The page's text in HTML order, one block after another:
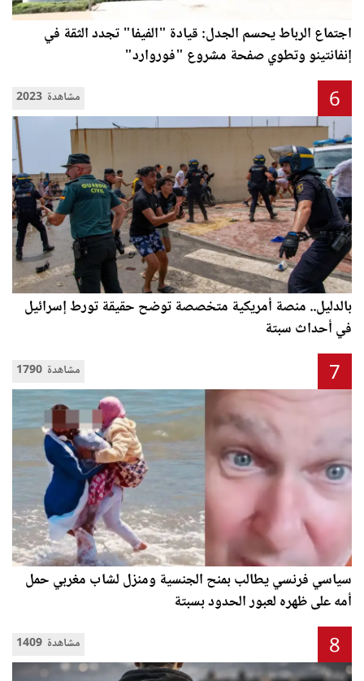
اجتماع الرباط يحسم الجدل: قيادة "الفيفا" تجدد الثقة في
إنفانتينو وتطوي صفحة مشروع "فوروارد"
2023 مشاهدة 6
بالدليل.. منصة أمريكية متخصصة توضح حقيقة تورط إسرائيل
في أحداث سبتة
1790 مشاهدة 7
سياسي فرنسي يطالب بمنح الجنسية ومنزل لشاب مغربي حمل
أمه على ظهره لعبور الحدود بسبتة
1409 مشاهدة 8